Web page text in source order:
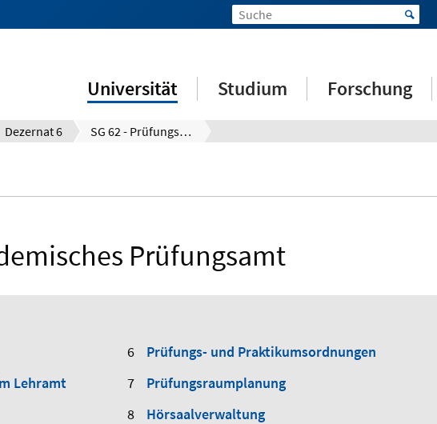
Universität Studium Forschung
Dezernat 6 SG 62 - Prüfungsamt
Prüfungsamt
Lehramt
Prüfungs- und Praktikumsordnungen
Prüfungsraumplanung
Hörsaalverwaltung